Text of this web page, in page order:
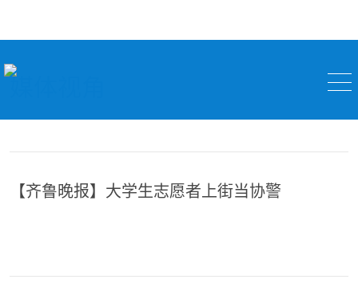
【齐鲁晚报】大学生志愿者上街当协警